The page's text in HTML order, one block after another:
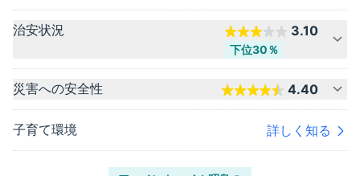
治安状況 3.10
下位30％
災害への安全性 4.40
子育て環境 詳しく知る